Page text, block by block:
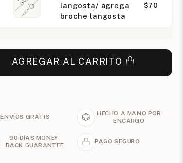
langosta/ agrega
broche langosta
$70
AGREGAR AL CARRITO
ENVÍOS GRATIS
HECHO A MANO POR
ENCARGO
90 DÍAS MONEY-
BACK GUARANTEE
PAGO SEGURO